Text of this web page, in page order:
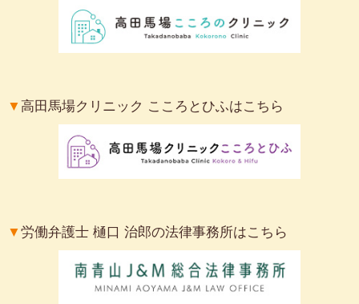
▼ 高田馬場クリニック こころとひふはこちら
▼労働弁護士 樋口 治郎の法律事務所はこちら